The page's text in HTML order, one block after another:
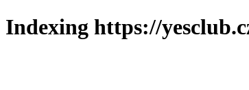
Indexing https://